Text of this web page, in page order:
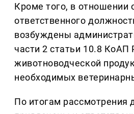
Кроме того, в отношении
ответственного
возбуждены
части 2 статьи 10.8 КоАП
животноводческой
необходимых
По итогам рассмотрения